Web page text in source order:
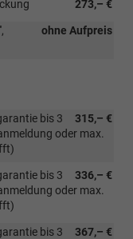
273,– €
ohne Aufpreis
315,– €
bis 3
oder max.
336,– €
bis 3
oder max.
367,– €
bis 3